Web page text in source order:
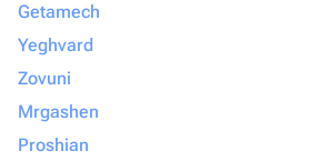
Getamech
Yeghvard
Zovuni
Mrgashen
Proshian